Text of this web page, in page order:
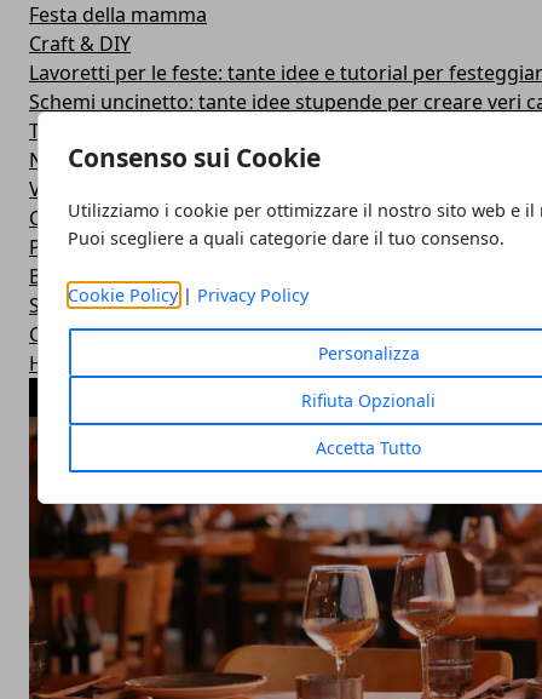
Consenso sui Cookie
Utilizziamo i cookie per ottimizzare il nostro sito web e il
Puoi scegliere a quali categorie dare il tuo consenso.
Cookie Policy| Privacy Policy
Personalizza
Rifiuta Opzionali
Accetta Tutto
Festa della mamma
Craft & DIY
Lavoretti per le feste: tante idee e tutorial per
Schemi uncinetto: tante idee stupende per creare veri
Tanti tutorial di uncinetto per imparare nuove tecniche
Natale
Video
Compra e vendi
Pasqua
Befana
Schemi uncinetto per bambini: tante idee sfiziose per i
Carnevale
Halloween